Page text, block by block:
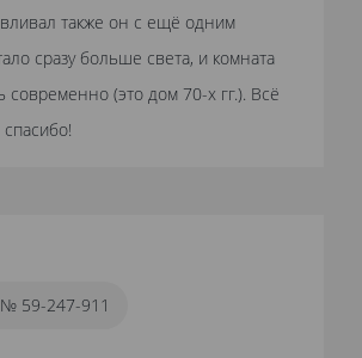
также он с ещё одним
сразу больше света, и комната
современно (это дом 70-х гг.). Всё
59-247-911